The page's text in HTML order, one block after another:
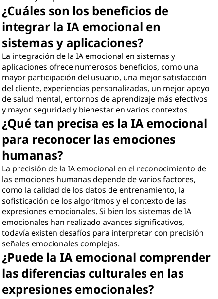
¿Cuáles son los beneficios de
integrar la IA emocional en
sistemas y aplicaciones?
La integración de la IA emocional en sistemas y
aplicaciones ofrece numerosos beneficios, como una
mayor participación del usuario, una mejor satisfacción
del cliente, experiencias personalizadas, un mejor apoyo
de salud mental, entornos de aprendizaje más efectivos
y mayor seguridad y bienestar en varios contextos.
¿Qué tan precisa es la IA emocional
para reconocer las emociones
humanas?
La precisión de la IA emocional en el reconocimiento de
las emociones humanas depende de varios factores,
como la calidad de los datos de entrenamiento, la
sofisticación de los algoritmos y el contexto de las
expresiones emocionales. Si bien los sistemas de IA
emocionales han realizado avances significativos,
todavía existen desafíos para interpretar con precisión
señales emocionales complejas.
¿Puede la IA emocional comprender
las diferencias culturales en las
expresiones emocionales?